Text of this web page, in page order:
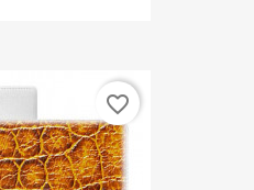
favorite_border